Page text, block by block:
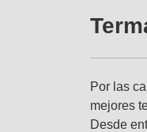
Por las
mejores
Desde